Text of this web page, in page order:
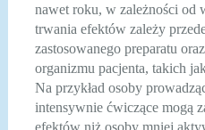
nawet roku, w zależności od
trwania efektów zależy
zastosowanego preparatu
organizmu pacjenta, takich
Na przykład osoby
intensywnie ćwiczące mogą
efektów niż osoby mniej